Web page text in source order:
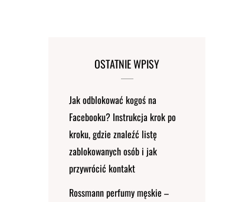
OSTATNIE WPISY
Jak odblokować kogoś na
Facebooku? Instrukcja krok po
kroku, gdzie znaleźć listę
zablokowanych osób i jak
przywrócić kontakt
Rossmann perfumy męskie –